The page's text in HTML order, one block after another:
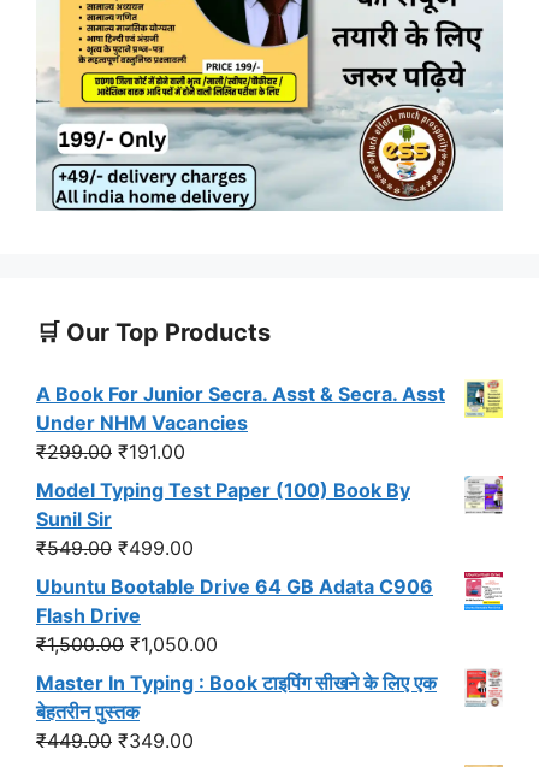
🛒 Our Top Products
A Book For Junior Secra. Asst & Secra. Asst
Under NHM Vacancies
₹299.00 Original
price
was:
₹299.00.
₹191.00
price
is:
₹191.00.
Model Typing Test Paper (100) Book By
Sunil Sir
₹549.00 Original
price
was:
₹549.00.
₹499.00
price
is:
₹499.00.
Ubuntu Bootable Drive 64 GB Adata C906
Flash Drive
₹1,500.00 Original
price
was:
₹1,500.00.
₹1,050.00
price
is:
Master In Typing : Book टाइपिंग सीखने के लिए एक
बेहतरीन पुस्तक
₹449.00 Original
₹349.00